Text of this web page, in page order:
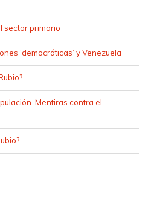
sector primario
‘democráticas’ y Venezuela
Mentiras contra el